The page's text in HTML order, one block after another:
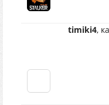
timiki4,